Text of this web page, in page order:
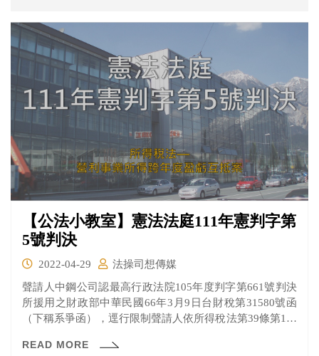
【公法小教室】憲法法庭111年憲判字第
5號判決
2022-04-29
法操司想傳媒
聲請人中鋼公司認最高行政法院105年度判字第661號判決
所援用之財政部中華民國66年3月9日台財稅第31580號函
（下稱系爭函），逕行限制聲請人依所得稅法第39條第1項
年度所獲配不計入所得額課稅之投資收益實質課稅，擴大
READ MORE